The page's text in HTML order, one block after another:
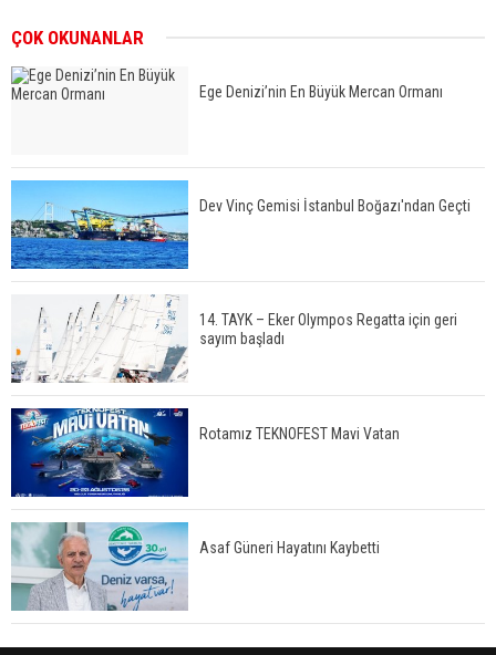
ÇOK OKUNANLAR
Ege Denizi’nin En Büyük Mercan Ormanı
Dev Vinç Gemisi İstanbul Boğazı'ndan Geçti
14. TAYK – Eker Olympos Regatta için geri
sayım başladı
Rotamız TEKNOFEST Mavi Vatan
Asaf Güneri Hayatını Kaybetti